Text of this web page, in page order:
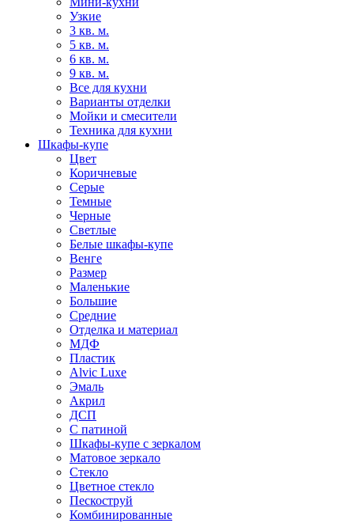
Узкие
3 кв. м.
5 кв. м.
6 кв. м.
9 кв. м.
Все для кухни
Варианты отделки
Мойки и смесители
Техника для кухни
Шкафы-купе
Цвет
Коричневые
Серые
Темные
Черные
Светлые
Белые шкафы-купе
Венге
Размер
Маленькие
Большие
Средние
Отделка и материал
МДФ
Пластик
Alvic Luxe
Эмаль
Акрил
ДСП
С патиной
Шкафы-купе с зеркалом
Матовое зеркало
Стекло
Цветное стекло
Пескоструй
Комбинированные